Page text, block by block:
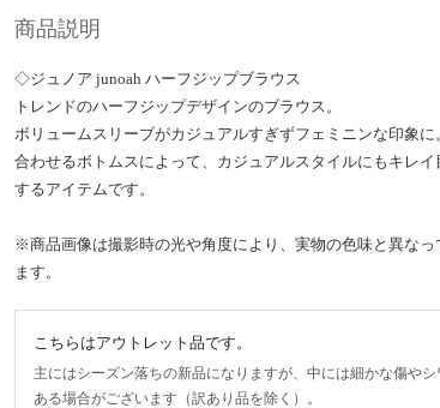
商品説明
◇ジュノア junoah ハーフジップブラウス
トレンドのハーフジップデザインのブラウス。
ボリュームスリーブがカジュアルすぎずフェミニンな印象に
合わせるボトムスによって、カジュアルスタイルにもキレ
するアイテムです。
※商品画像は撮影時の光や角度により、実物の色味と異な
ます。
こちらはアウトレット品です。
主にはシーズン落ちの新品になりますが、中には細かな傷や
ある場合がございます（訳あり品を除く）。